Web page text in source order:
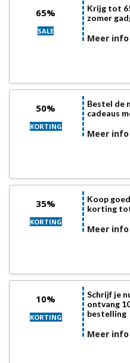
65%
SALE
Krijg tot
zomer
Meer info
50%
KORTING
Bestel de
cadeaus
Meer info
35%
KORTING
Koop
korting
Meer info
10%
KORTING
Schrijf je
ontvang
bestelling
Meer info